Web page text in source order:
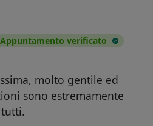
Appuntamento verificato
molto gentile ed
sono estremamente
tutti.